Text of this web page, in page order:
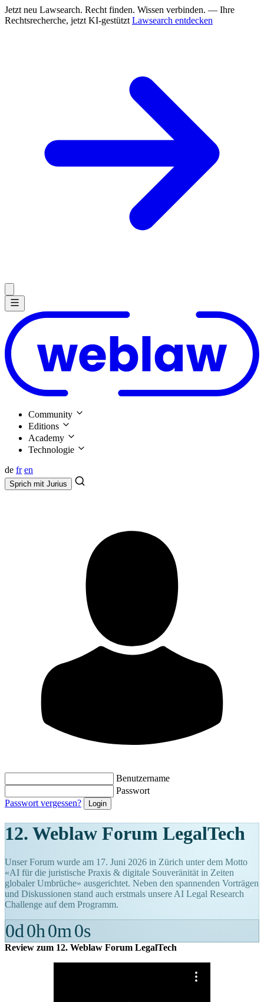
Jetzt neu Lawsearch. Recht finden. Wissen verbinden. — Ihre
Rechtsrecherche, jetzt KI-gestützt Lawsearch entdecken
Community
Editions
Academy
Technologie
de fr en
Sprich mit Jurius
Benutzername
Passwort
Passwort vergessen?
12. Weblaw Forum LegalTech
Unser Forum wurde am 17. Juni 2026 in Zürich unter dem Motto
«AI für die juristische Praxis & digitale Souveränität in Zeiten
globaler Umbrüche» ausgerichtet. Neben den spannenden Vorträgen
und Diskussionen stand auch erstmals unsere AI Legal Research
Challenge auf dem Programm.
0d0h0m0s
Review zum 12. Weblaw Forum LegalTech